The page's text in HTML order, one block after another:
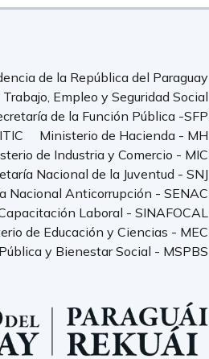
de la República del Paraguay
Empleo y Seguridad Social
de la Función Pública -SFP
Ministerio de Hacienda - MH
de Industria y Comercio - MIC
Nacional de la Juventud - SNJ
Nacional Anticorrupción - SENAC
Laboral - SINAFOCAL
de Educación y Ciencias - MEC
y Bienestar Social - MSPBS